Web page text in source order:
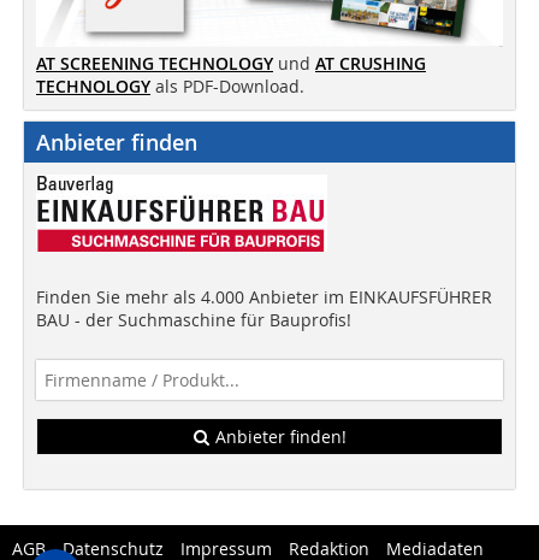
AT SCREENING TECHNOLOGY und AT CRUSHING
TECHNOLOGY als PDF-Download.
Anbieter finden
Finden Sie mehr als 4.000 Anbieter im EINKAUFSFÜHRER
BAU - der Suchmaschine für Bauprofis!
Anbieter finden!
AGB Datenschutz Impressum Redaktion Mediadaten